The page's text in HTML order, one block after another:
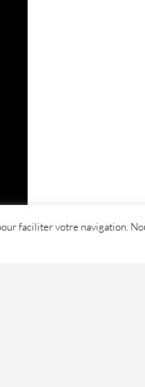
faciliter votre navigation.